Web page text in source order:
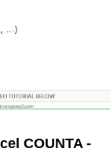
COUNTA -